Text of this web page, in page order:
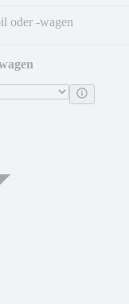
oder -wagen